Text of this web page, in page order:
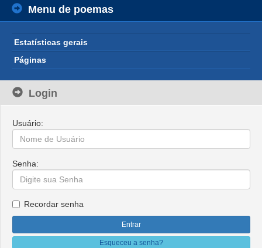
Menu de poemas
Estatísticas gerais
Páginas
Login
Usuário:
Senha:
Recordar senha
Esqueceu a senha?